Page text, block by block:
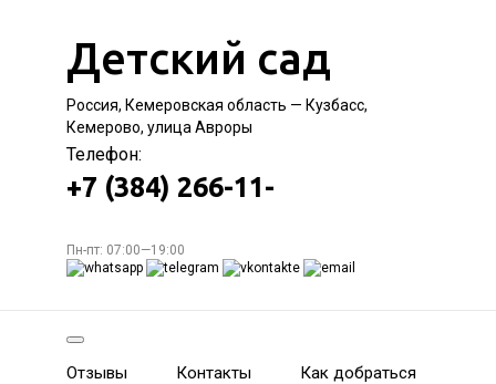
Детский сад
Россия, Кемеровская область — Кузбасс,
Кемерово, улица Авроры
Телефон:
+7 (384) 266-11-
Пн-пт: 07:00—19:00
Отзывы Контакты Как добраться